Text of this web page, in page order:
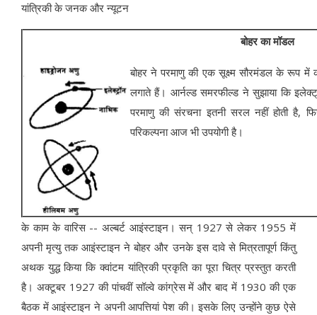
यांत्रिकी के जनक और न्यूटन
बोहर का मॉडल
बोहर ने परमाणु की एक सूक्ष्म सौरमंडल के रूप
लगाते हैं। आर्नल्ड समरफील्ड ने सुझाया कि
परमाणु की संरचना इतनी सरल नहीं होती है,
परिकल्पना आज भी उपयोगी है।
के काम के वारिस -- अल्बर्ट आइंस्टाइन। सन् 1927 से लेकर 1955 में
अपनी मृत्यु तक आइंस्टाइन ने बोहर और उनके इस दावे से मित्रतापूर्ण किंतु
अथक युद्ध किया कि क्वांटम यांत्रिकी प्रकृति का पूरा चित्र प्रस्तुत करती
है। अक्टूबर 1927 की पांचवीं सॉल्वे कांग्रेस में और बाद में 1930 की एक
बैठक में आइंस्टाइन ने अपनी आपत्तियां पेश की। इसके लिए उन्होंने कुछ ऐसे